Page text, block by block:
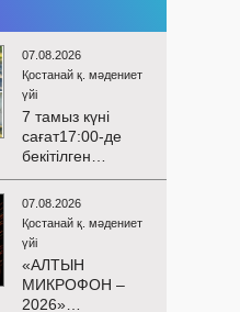
07.08.2026
Қостанай қ. мәдениет
үйі
7 тамыз күні
сағат17:00-де
бекітілген
жоспарға және
KPI
көрсеткіштерін
орындау аясында
«Таза Қазақстан»
экологиялық
акциясына
07.08.2026
Қостанай қ. мәдениет
үйі
«АЛТЫН
МИКРОФОН –
2026»